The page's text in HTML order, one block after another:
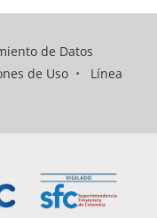
de Datos
de Uso• Línea